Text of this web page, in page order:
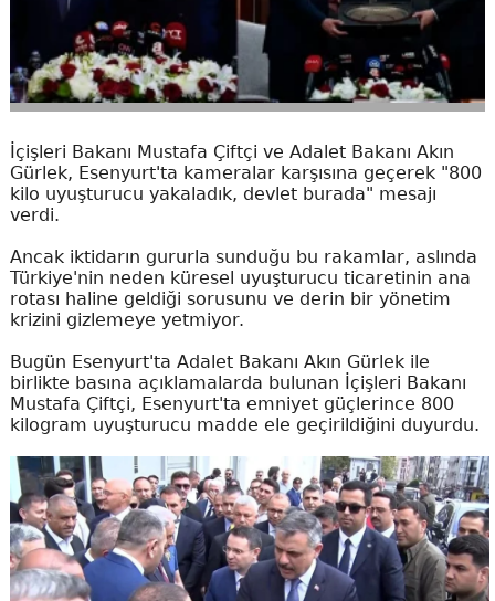
İçişleri Bakanı Mustafa Çiftçi ve Adalet Bakanı Akın
Gürlek, Esenyurt'ta kameralar karşısına geçerek "800
kilo uyuşturucu yakaladık, devlet burada" mesajı
verdi.
Ancak iktidarın gururla sunduğu bu rakamlar, aslında
Türkiye'nin neden küresel uyuşturucu ticaretinin ana
rotası haline geldiği sorusunu ve derin bir yönetim
krizini gizlemeye yetmiyor.
Bugün Esenyurt'ta Adalet Bakanı Akın Gürlek ile
birlikte basına açıklamalarda bulunan İçişleri Bakanı
Mustafa Çiftçi, Esenyurt'ta emniyet güçlerince 800
kilogram uyuşturucu madde ele geçirildiğini duyurdu.